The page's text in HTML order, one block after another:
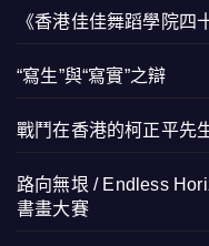
《香港佳佳舞蹈學院四
“寫生”與“寫實”之辯
戰鬥在香港的柯正平先
路向無垠 / Endless
書畫大賽